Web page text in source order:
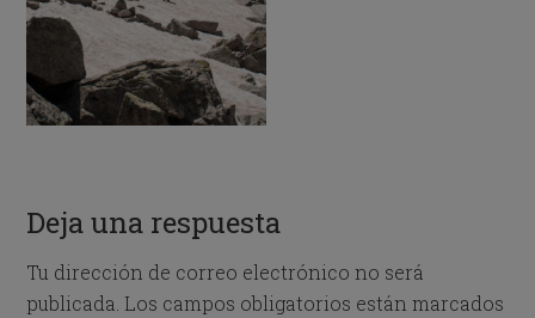
Deja una respuesta
Tu dirección de correo electrónico no será
publicada. Los campos obligatorios están marcados